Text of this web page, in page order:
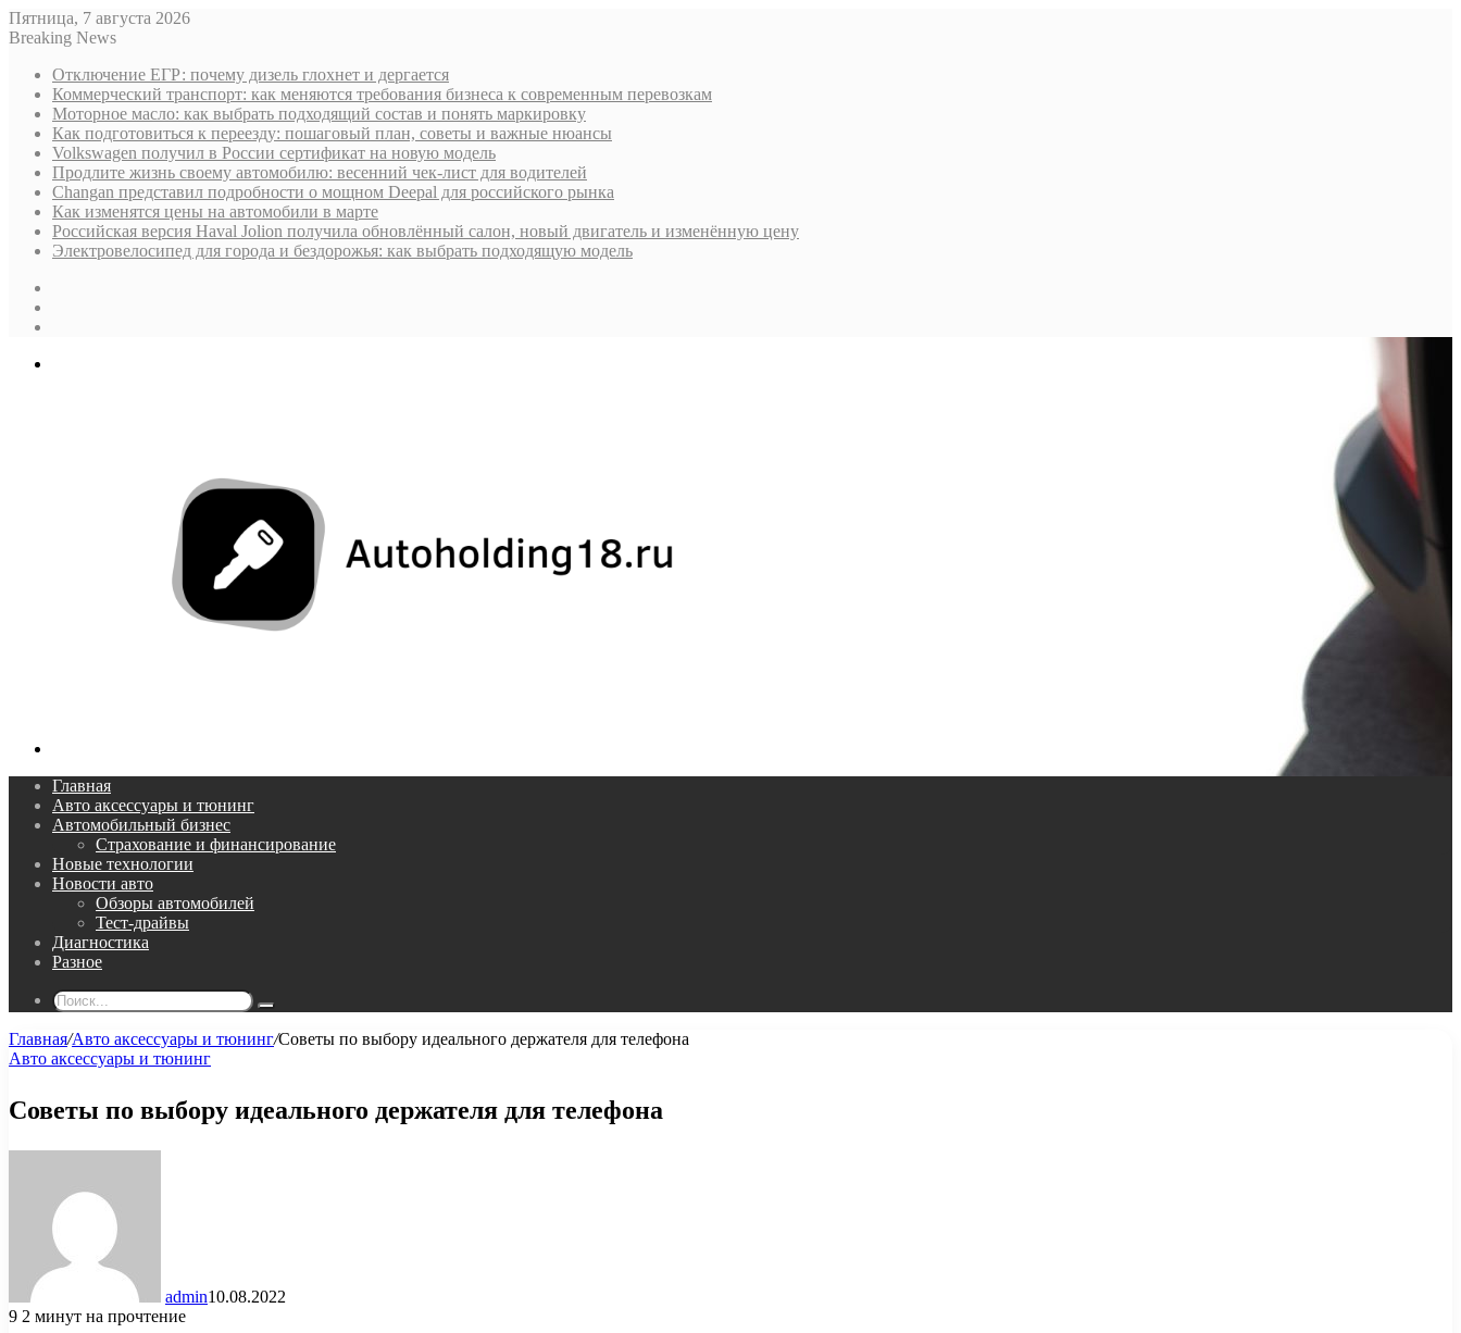
Пятница, 7 августа 2026
Breaking News
Отключение ЕГР: почему дизель глохнет и дергается
Коммерческий транспорт: как меняются требования бизнеса к современным перевозкам
Моторное масло: как выбрать подходящий состав и понять маркировку
Как подготовиться к переезду: пошаговый план, советы и важные нюансы
Volkswagen получил в России сертификат на новую модель
Продлите жизнь своему автомобилю: весенний чек-лист для водителей
Changan представил подробности о мощном Deepal для российского рынка
Как изменятся цены на автомобили в марте
Российская версия Haval Jolion получила обновлённый салон, новый двигатель и изменённую цену
Электровелосипед для города и бездорожья: как выбрать подходящую модель
Главная
Авто аксессуары и тюнинг
Автомобильный бизнес
Страхование и финансирование
Новые технологии
Новости авто
Обзоры автомобилей
Тест-драйвы
Диагностика
Разное
Поиск...
Главная/Авто аксессуары и тюнинг/Советы по выбору идеального держателя для телефона
Авто аксессуары и тюнинг
Советы по выбору идеального держателя для телефона
admin10.08.2022
9 2 минут на прочтение